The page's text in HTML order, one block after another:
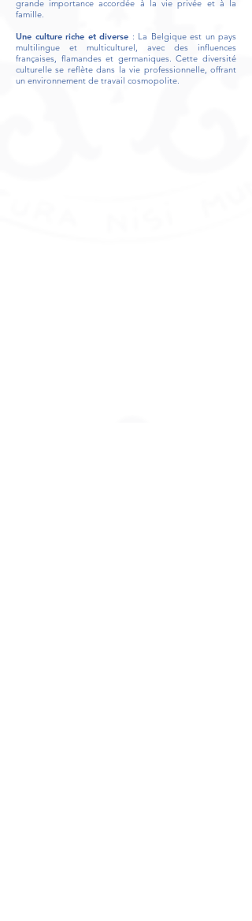
grande importance accordée à la vie privée et à la
famille.
Une culture riche et diverse : La Belgique est un pays
multilingue et multiculturel, avec des influences
françaises, flamandes et germaniques. Cette diversité
culturelle se reflète dans la vie professionnelle, offrant
un environnement de travail cosmopolite.